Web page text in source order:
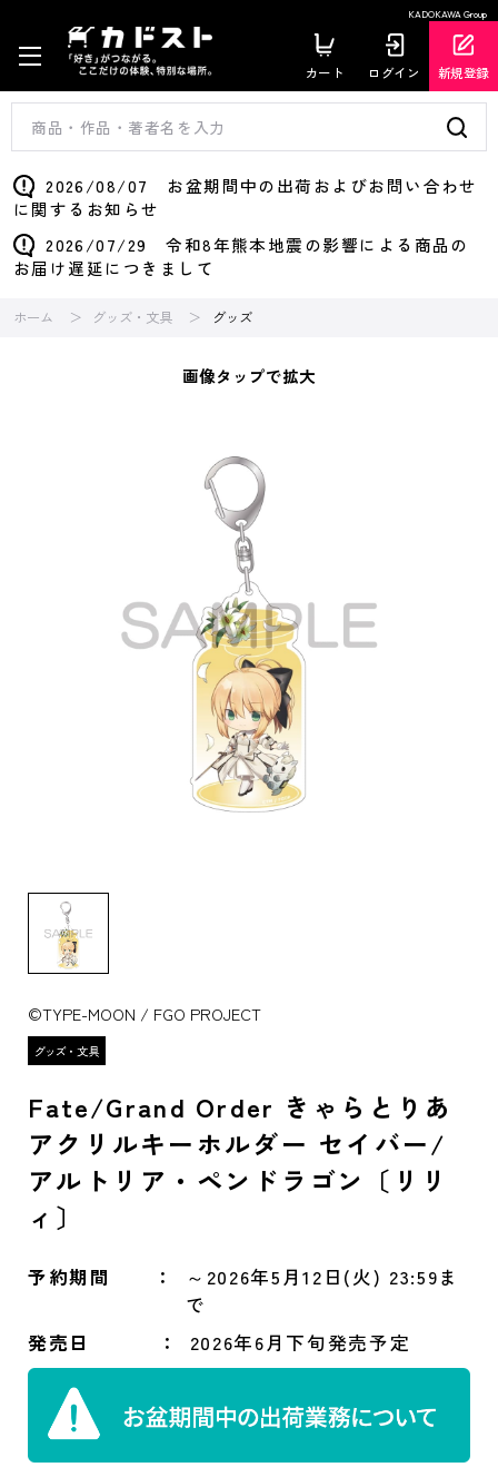
KADOKAWA Group
カート ログイン 新規登録
2026/08/07 お盆期間中の出荷およびお問い合わせ
に関するお知らせ
2026/07/29 令和8年熊本地震の影響による商品の
お届け遅延につきまして
ホーム グッズ・文具 グッズ
画像タップで拡大
©TYPE-MOON / FGO PROJECT
Fate/Grand Order きゃらとりあ
アクリルキーホルダー セイバー/
アルトリア・ペンドラゴン〔リリ
ィ〕
予約期間
～2026年5月12日(火) 23:59ま
で
発売日
2026年6月下旬発売予定